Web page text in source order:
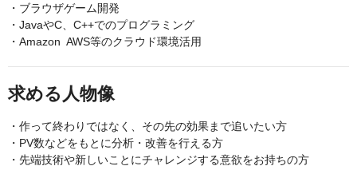
・ブラウザゲーム開発
・JavaやC、C++でのプログラミング
・Amazon AWS等のクラウド環境活用
求める人物像
・作って終わりではなく、その先の効果まで追いたい方
・PV数などをもとに分析・改善を行える方
・先端技術や新しいことにチャレンジする意欲をお持ちの方